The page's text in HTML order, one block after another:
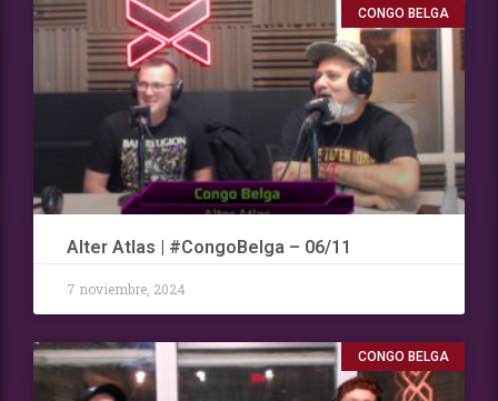
CONGO BELGA
Alter Atlas | #CongoBelga – 06/11
7 noviembre, 2024
CONGO BELGA